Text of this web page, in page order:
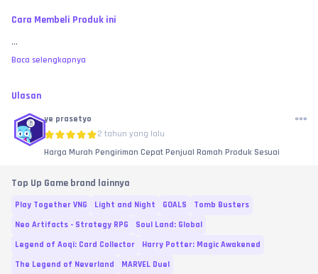
Cara Membeli Produk ini
...
Baca selengkapnya
Ulasan
ye prasetyo
2 tahun yang lalu
Harga Murah Pengiriman Cepat Penjual Ramah Produk Sesuai
Top Up Game brand lainnya
Play Together VNG Light and Night GOALS
Tomb Busters
Neo Artifacts - Strategy RPG
Soul Land: Global
Legend of Aoqi: Card Collector
Harry Potter: Magic Awakened
The Legend of Neverland
MARVEL Duel